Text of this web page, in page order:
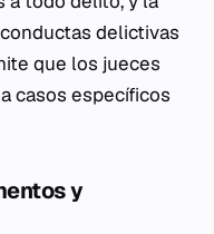
delictivas
que los jueces
casos específicos
y